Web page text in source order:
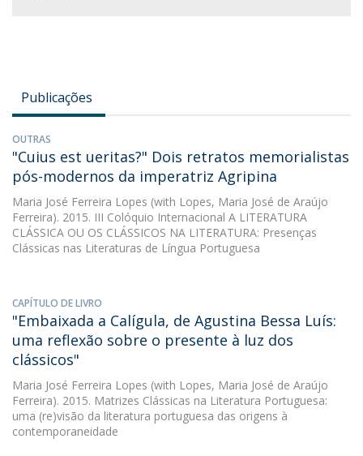
Publicações
OUTRAS
"Cuius est ueritas?" Dois retratos memorialistas
pós-modernos da imperatriz Agripina
Maria José Ferreira Lopes (with Lopes, Maria José de Araújo
Ferreira). 2015. III Colóquio Internacional A LITERATURA
CLÁSSICA OU OS CLÁSSICOS NA LITERATURA: Presenças
Clássicas nas Literaturas de Língua Portuguesa
CAPÍTULO DE LIVRO
"Embaixada a Calígula, de Agustina Bessa Luís:
uma reflexão sobre o presente à luz dos
clássicos"
Maria José Ferreira Lopes (with Lopes, Maria José de Araújo
Ferreira). 2015. Matrizes Clássicas na Literatura Portuguesa:
uma (re)visão da literatura portuguesa das origens à
contemporaneidade